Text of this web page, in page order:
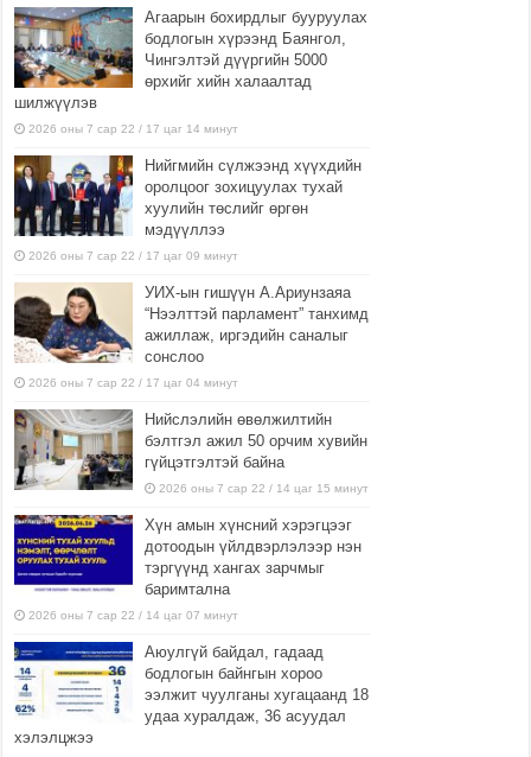
Агаарын бохирдлыг бууруулах
бодлогын хүрээнд Баянгол,
Чингэлтэй дүүргийн 5000
өрхийг хийн халаалтад
шилжүүлэв
2026 оны 7 сар 22 / 17 цаг 14 минут
Нийгмийн сүлжээнд хүүхдийн
оролцоог зохицуулах тухай
хуулийн төслийг өргөн
мэдүүллээ
2026 оны 7 сар 22 / 17 цаг 09 минут
УИХ-ын гишүүн А.Ариунзаяа
“Нээлттэй парламент” танхимд
ажиллаж, иргэдийн саналыг
сонслоо
2026 оны 7 сар 22 / 17 цаг 04 минут
Нийслэлийн өвөлжилтийн
бэлтгэл ажил 50 орчим хувийн
гүйцэтгэлтэй байна
2026 оны 7 сар 22 / 14 цаг 15 минут
Хүн амын хүнсний хэрэгцээг
дотоодын үйлдвэрлэлээр нэн
тэргүүнд хангах зарчмыг
баримтална
2026 оны 7 сар 22 / 14 цаг 07 минут
Аюулгүй байдал, гадаад
бодлогын байнгын хороо
ээлжит чуулганы хугацаанд 18
удаа хуралдаж, 36 асуудал
хэлэлцжээ